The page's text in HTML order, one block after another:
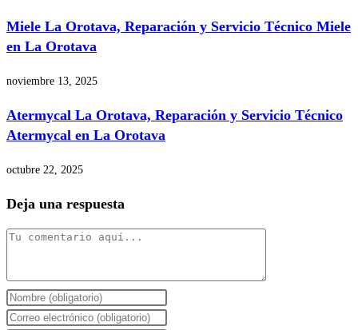
Miele La Orotava, Reparación y Servicio Técnico Miele
en La Orotava
noviembre 13, 2025
Atermycal La Orotava, Reparación y Servicio Técnico
Atermycal en La Orotava
octubre 22, 2025
Deja una respuesta
Comentario
Introduce
tu
Introduce